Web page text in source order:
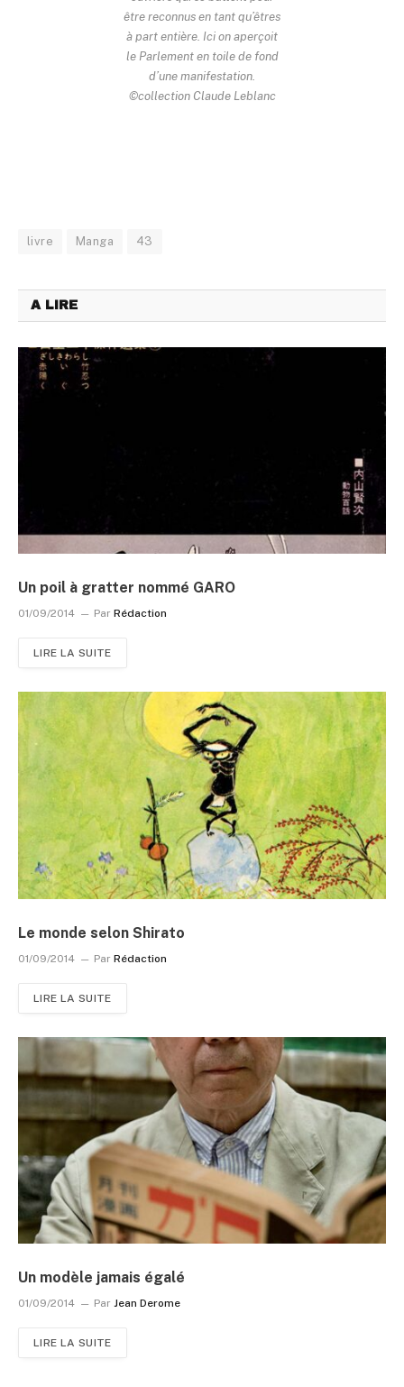
être reconnus en tant qu’êtres
à part entière. Ici on aperçoit
le Parlement en toile de fond
d’une manifestation.
©collection Claude Leblanc
livre Manga 43
A LIRE
Un poil à gratter nommé GARO
01/09/2014 Par Rédaction
LIRE LA SUITE
Le monde selon Shirato
01/09/2014 Par Rédaction
LIRE LA SUITE
Un modèle jamais égalé
01/09/2014 Par Jean Derome
LIRE LA SUITE